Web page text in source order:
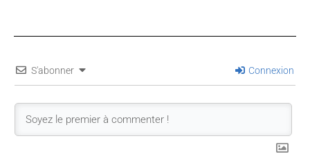
S'abonner Connexion